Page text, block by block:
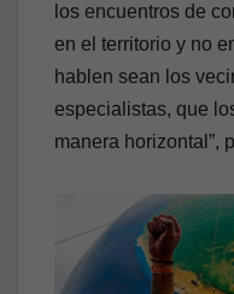
los encuentros de
en el territorio y no
hablen sean los
especialistas, que
manera horizontal”,